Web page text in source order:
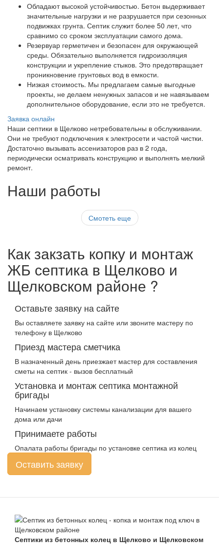
Обладают высокой устойчивостью. Бетон выдерживает
значительные нагрузки и не разрушается при сезонных
подвижках грунта. Септик служит более 50 лет, что
сравнимо со сроком эксплуатации самого дома.
Резервуар герметичен и безопасен для окружающей
среды. Обязательно выполняется гидроизоляция
конструкции и укрепление стыков. Это предотвращает
проникновение грунтовых вод в емкости.
Низкая стоимость. Мы предлагаем самые выгодные
проекты, не делаем ненужных запасов и не навязываем
дополнительное оборудование, если это не требуется.
Заявка онлайн
Наши септики в Щелково нетребовательны в обслуживании.
Они не требуют подключения к электросети и частой чистки.
Достаточно вызывать ассенизаторов раз в 2 года,
периодически осматривать конструкцию и выполнять мелкий
ремонт.
Наши работы
Смотеть еще
Как закзать копку и монтаж
ЖБ септика в Щелково и
Щелковском районе ?
Оставьте заявку на сайте
Вы оставляете заявку на сайте или звоните мастеру по
телефону в Щелково
Приезд мастера сметчика
В назначенный день приезжает мастер для составления
сметы на септик - вызов бесплатный
Установка и монтаж септика монтажной
бригады
Начинаем установку системы канализации для вашего
дома или дачи
Принимаете работы
Опалата работы бригады по установке септика из колец
Оставить заявку
Септики из бетонных колец в Щелково и Щелковском